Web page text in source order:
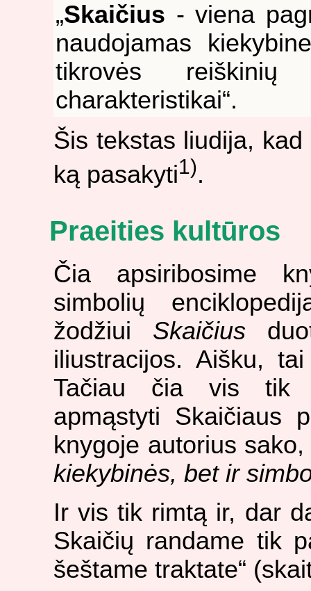
„Skaičius - viena
naudojamas
tikrovės
charakteristikai“.
Šis tekstas liudija,
ką pasakyti1).
Praeities kultūros
Čia apsiribosime
simbolių
žodžiui Skaičius
iliustracijos. Aišku,
Tačiau čia vis tik
apmąstyti Skaičiaus
knygoje autorius sako,
kiekybinės, bet ir
Ir vis tik rimtą ir, dar
Skaičių randame tik
šeštame traktate“